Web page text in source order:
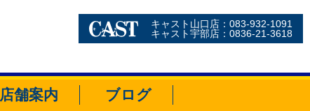
キャスト山口店：083-932-1091
キャスト宇部店：0836-21-3618
店舗案内 ブログ